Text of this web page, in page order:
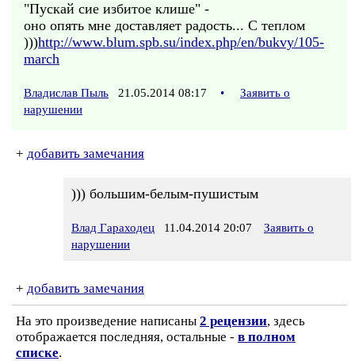
"Пускай сие избитое клише" -
оно опять мне доставляет радость... С теплом
)))http://www.blum.spb.su/index.php/en/bukvy/105-
march
Владислав Пыль 21.05.2014 08:17 •
Заявить о
нарушении
+ добавить замечания
))) большим-белым-пушистым
Влад Гараходец 11.04.2014 20:07
Заявить о
нарушении
+ добавить замечания
На это произведение написаны 2 рецензии, здесь
отображается последняя, остальные - в полном
списке.